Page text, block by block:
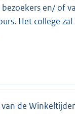
en/ of
Het college
de